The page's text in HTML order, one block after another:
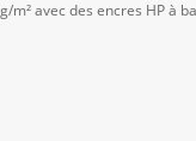
avec des encres HP à